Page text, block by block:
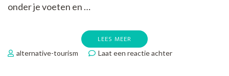
onder je voeten en …
LEES MEER
alternative-tourism Laat een reactie achterop